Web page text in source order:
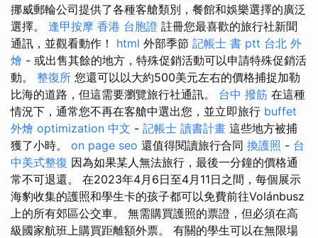
挪威郵輪公司提供了各種客艙類別，餐館和娛樂選擇的廣泛
選擇。 逢甲按摩 香港 台胞證 註冊您最喜歡的旅行社新聞
通訊，並觀看動作！ html 外部季節 記帳士 書 ptt 台北 外
燴 - 或出售其餘的地方，特殊促銷活動可以申請特殊促銷活
動。 整復所 您還可以以大約500美元左右的價格捕捉加勒
比海的道路，但這需要瀏覽旅行社通訊。 台中 撥筋 在這種
情況下，通常您不再在客艙中選出您，並立即旅行 buffet
外燴 optimization 中文 - 記帳士 讀書計畫 這些地方被捕
獲了小時。 on page seo 還值得閱讀旅行合同 換護照 - 台
中美式整復 因為如果某人無法旅行，最後一分鐘的價格通
常不可退還。 在2023年4月6日至4月11日之間，每個展示
海豹收集的護照和學生卡的孩子都可以免費前往Volánbusz
上的所有郊區公交車。 無需購買護照的票證，但必須在高
級國家航班上購買距離額外票。 有關的學生可以在無限場